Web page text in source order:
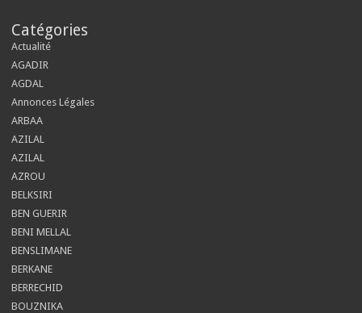
Catégories
Actualité
AGADIR
AGDAL
Annonces Légales
ARBAA
AZILAL
AZILAL
AZROU
BELKSIRI
BEN GUERIR
BENI MELLAL
BENSLIMANE
BERKANE
BERRECHID
BOUZNIKA